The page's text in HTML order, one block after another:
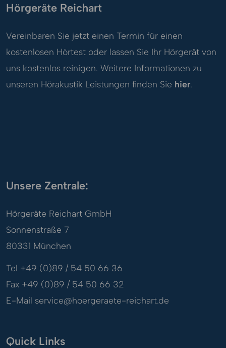
Hörgeräte Reichart
Vereinbaren Sie jetzt einen Termin für einen
kostenlosen Hörtest oder lassen Sie Ihr Hörgerät von
uns kostenlos reinigen. Weitere Informationen zu
unseren Hörakustik Leistungen finden Sie hier.
Unsere Zentrale:
Hörgeräte Reichart GmbH
Sonnenstraße 7
80331 München
Tel +49 (0)89 / 54 50 66 36
Fax +49 (0)89 / 54 50 66 32
E-Mail service@hoergeraete-reichart.de
Quick Links